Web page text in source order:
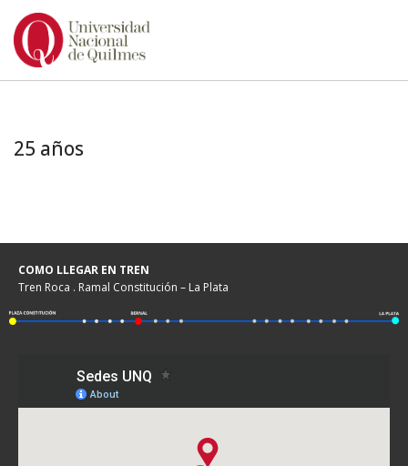
Ir
25 años
COMO LLEGAR EN TREN
Tren Roca . Ramal Constitución – La Plata